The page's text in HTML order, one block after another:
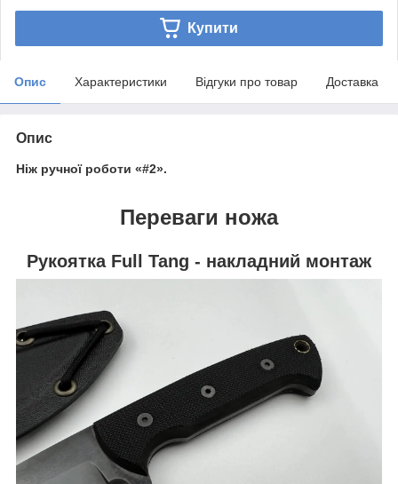
Купити
Опис Характеристики Відгуки про товар Доставка
Опис
Ніж ручної роботи «#2».
Переваги ножа
Рукоятка Full Tang - накладний монтаж